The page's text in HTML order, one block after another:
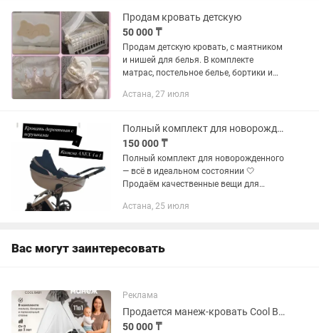
Продам кровать детскую
50 000 ₸
Продам детскую кровать, с маятником
и нишей для белья. В комплекте
матрас, постельное белье, бортики и
Астана, 27 июля
Полный комплект для новорожденного люлька
150 000 ₸
Полный комплект для новорожденного
— всё в идеальном состоянии 🤍
Продаём качественные вещи для
использовалось аккуратно и с
Астана, 25 июля
Вас могут заинтересовать
Реклама
Продается манеж-кровать Cool Baby 11 в 1 (приставная кроватка)
50 000 ₸